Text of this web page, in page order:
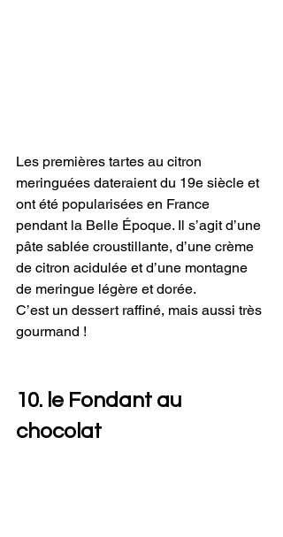
Les premières tartes au citron
meringuées dateraient du 19e siècle et
ont été popularisées en France
pendant la Belle Époque. Il s’agit d’une
pâte sablée croustillante, d’une crème
de citron acidulée et d’une montagne
de meringue légère et dorée.
C’est un dessert raffiné, mais aussi très
gourmand !
10. le Fondant au
chocolat